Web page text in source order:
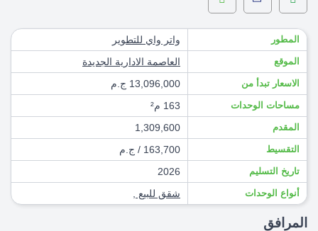
المطور واتر واي للتطوير
الموقع العاصمة الادارية الجديدة
الاسعار تبدأ من 13,096,000 ج.م
مساحات الوحدات 163 م²
المقدم 1,309,600
التقسيط 163,700 / ج.م
تاريخ التسليم 2026
أنواع الوحدات شقق للبيع
المرافق